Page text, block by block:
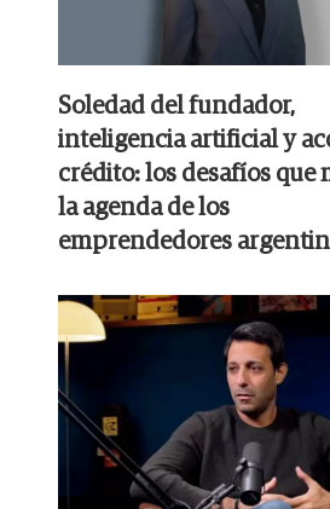
Soledad del fundador,
inteligencia artificial y
crédito: los desafíos que
la agenda de los
emprendedores